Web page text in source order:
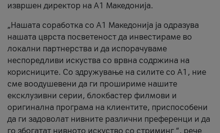
извршен директор на А1 Македонија.
„Нашата соработка со А1 Македонија ја одразува
нашата цврста посветеност да инвестираме во
локални партнерства и да испорачуваме
неспоредливи искуства со врвна содржина на
корисниците. Со здружување на силите со А1, ние
сме воодушевени да ги прошириме нашите
ексклузивни серии, блокбастер филмови и
оригинална програма на клиентите, приспособени
да ги задоволат нивните различни преференци и да
го збогатат нивното искуство со стриминг “, рече